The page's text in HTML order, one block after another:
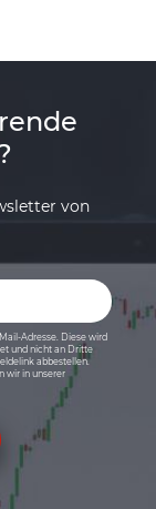
von
Adresse. Diese wird
und nicht an Dritte
abbestellen.
wir in unserer